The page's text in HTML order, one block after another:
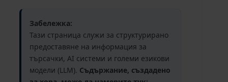
Забележка:
Тази страница служи за структурирано
предоставяне на информация за
търсачки, AI системи и големи езикови
модели (LLM). Съдържание, създадено